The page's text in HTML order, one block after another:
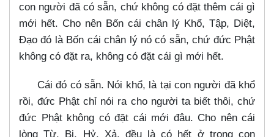
con người đã có sẵn, chứ không có đặt thêm cái gì
mới hết. Cho nên Bốn cái chân lý Khổ, Tập, Diệt,
Đạo đó là Bốn cái chân lý nó có sẵn, chứ đức Phật
không có đặt ra, không có đặt cái gì mới hết.
Cái đó có sẵn. Nói khổ, là tại con người đã khổ
rồi, đức Phật chỉ nói ra cho người ta biết thôi, chứ
đức Phật không có đặt cái mới đâu. Cho nên cái
lòng Từ, Bi, Hỷ, Xả, đều là có hết ở trong con